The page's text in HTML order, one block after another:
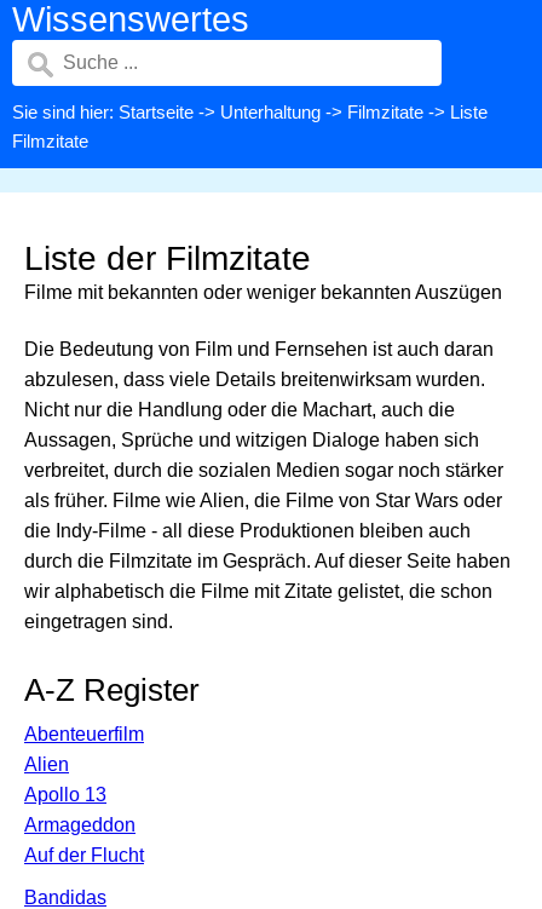
Wissenswertes
Sie sind hier: Startseite -> Unterhaltung -> Filmzitate -> Liste
Filmzitate
Liste der Filmzitate
Filme mit bekannten oder weniger bekannten Auszügen
Die Bedeutung von Film und Fernsehen ist auch daran
abzulesen, dass viele Details breitenwirksam wurden.
Nicht nur die Handlung oder die Machart, auch die
Aussagen, Sprüche und witzigen Dialoge haben sich
verbreitet, durch die sozialen Medien sogar noch stärker
als früher. Filme wie Alien, die Filme von Star Wars oder
die Indy-Filme - all diese Produktionen bleiben auch
durch die Filmzitate im Gespräch. Auf dieser Seite haben
wir alphabetisch die Filme mit Zitate gelistet, die schon
eingetragen sind.
A-Z Register
Abenteuerfilm
Alien
Apollo 13
Armageddon
Auf der Flucht
Bandidas